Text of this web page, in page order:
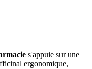
s'appuie sur une
ergonomique,